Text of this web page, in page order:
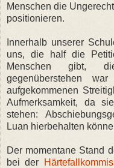
Menschen die
positionieren.
Innerhalb unserer
uns, die half die
Menschen gibt,
gegenüberstehen
aufgekommenen
Aufmerksamkeit, da
stehen:
Luan hierbehalten
Der momentane Stand
bei der